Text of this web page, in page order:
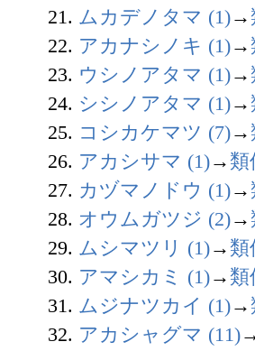
21. ムカデノタマ (1)→
22. アカナシノキ (1)→
23. ウシノアタマ (1)→
24. シシノアタマ (1)→
25. コシカケマツ (7)→
26. アカシサマ (1)→ 類
27. カヅマノドウ (1)→
28. オウムガツジ (2)→
29. ムシマツリ (1)→ 類
30. アマシカミ (1)→ 類
31. ムジナツカイ (1)→
32. アカシャグマ (11)